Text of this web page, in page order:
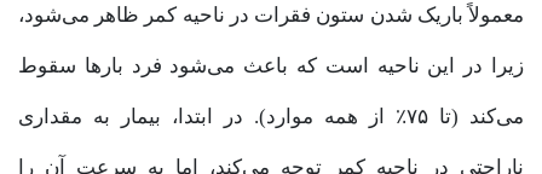
معمولاً باریک شدن ستون فقرات در ناحیه کمر ظاهر می‌شود،
زیرا در این ناحیه است که باعث می‌شود فرد بار‌ها سقوط
می‌کند (تا ۷۵٪ از همه موارد). در ابتدا، بیمار به مقداری
ناراحتی در ناحیه کمر توجه می‌کند، اما به سرعت آن را